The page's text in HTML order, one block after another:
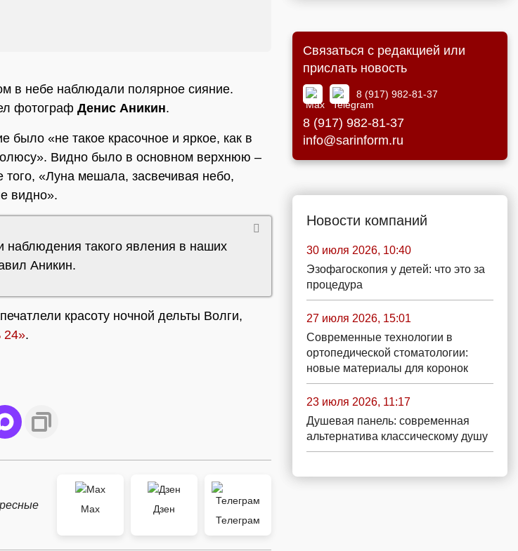
в небе наблюдали полярное сияние.
фотограф Денис Аникин.
было «не такое красочное и яркое, как в
Видно было в основном верхнюю –
того, «Луна мешала, засвечивая небо,
видно».
наблюдения такого явления в наших
Аникин.
красоту ночной дельты Волги,
24».
Max
Дзен
Телеграм
Связаться с редакцией или
прислать новость
8 (917) 982-81-37
8 (917) 982-81-37
info@sarinform.ru
Новости компаний
30 июля 2026, 10:40
Эзофагоскопия у детей: что это за
процедура
27 июля 2026, 15:01
Современные технологии в
ортопедической стоматологии:
новые материалы для коронок
23 июля 2026, 11:17
Душевая панель: современная
альтернатива классическому душу